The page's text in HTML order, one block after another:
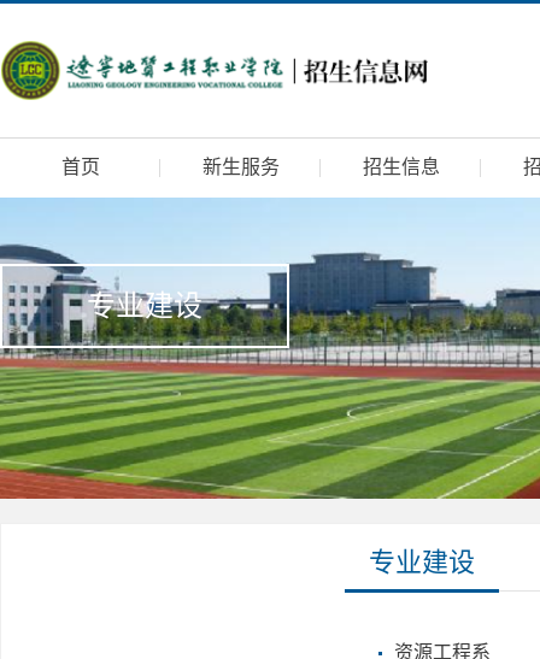
首页 新生服务 招生信息
专业建设
专业建设
资源工程系